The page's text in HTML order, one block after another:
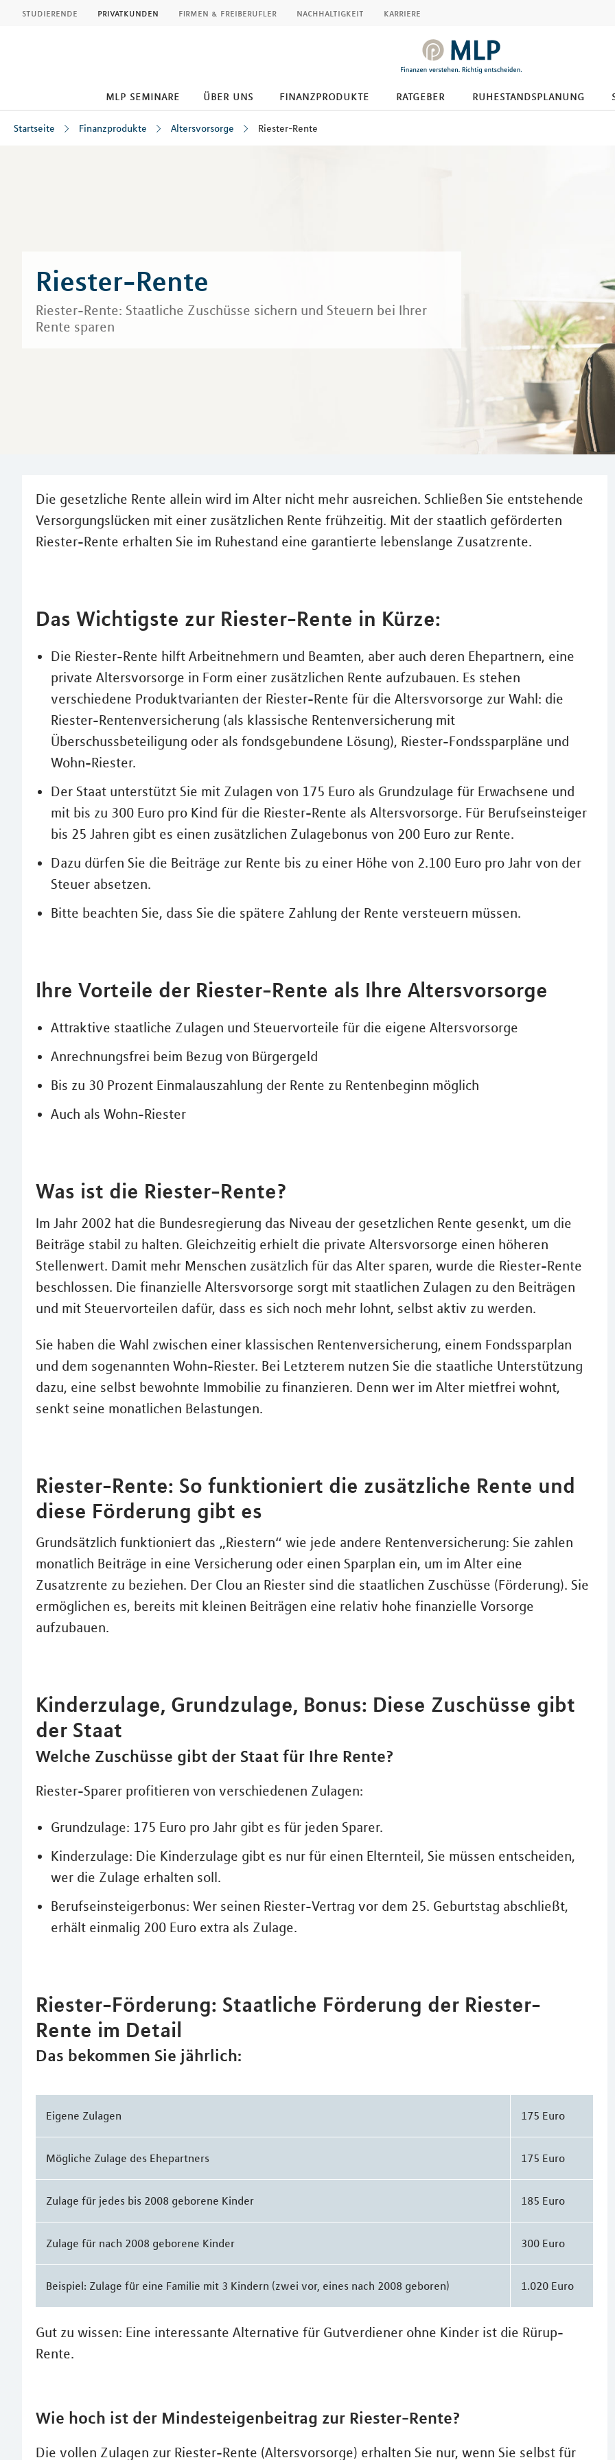
studierende privatkunden firmen & freiberufler nachhaltigkeit karriere
mlp seminare über uns finanzprodukte ratgeber ruhestandsplanung
Startseite Finanzprodukte Altersvorsorge Riester-Rente
Riester-Rente
Riester-Rente: Staatliche Zuschüsse sichern und Steuern bei Ihrer
Rente sparen
Die gesetzliche Rente allein wird im Alter nicht mehr ausreichen. Schließen Sie entstehende
Versorgungslücken mit einer zusätzlichen Rente frühzeitig. Mit der staatlich geförderten
Riester-Rente erhalten Sie im Ruhestand eine garantierte lebenslange Zusatzrente.
Das Wichtigste zur Riester-Rente in Kürze:
Die Riester-Rente hilft Arbeitnehmern und Beamten, aber auch deren Ehepartnern, eine
private Altersvorsorge in Form einer zusätzlichen Rente aufzubauen. Es stehen
verschiedene Produktvarianten der Riester-Rente für die Altersvorsorge zur Wahl: die
Riester-Rentenversicherung (als klassische Rentenversicherung mit
Überschussbeteiligung oder als fondsgebundene Lösung), Riester-Fondssparpläne und
Wohn-Riester.
Der Staat unterstützt Sie mit Zulagen von 175 Euro als Grundzulage für Erwachsene und
mit bis zu 300 Euro pro Kind für die Riester-Rente als Altersvorsorge. Für Berufseinsteiger
bis 25 Jahren gibt es einen zusätzlichen Zulagebonus von 200 Euro zur Rente.
Dazu dürfen Sie die Beiträge zur Rente bis zu einer Höhe von 2.100 Euro pro Jahr von der
Steuer absetzen.
Bitte beachten Sie, dass Sie die spätere Zahlung der Rente versteuern müssen.
Ihre Vorteile der Riester-Rente als Ihre Altersvorsorge
Attraktive staatliche Zulagen und Steuervorteile für die eigene Altersvorsorge
Anrechnungsfrei beim Bezug von Bürgergeld
Bis zu 30 Prozent Einmalauszahlung der Rente zu Rentenbeginn möglich
Auch als Wohn-Riester
Was ist die Riester-Rente?
Im Jahr 2002 hat die Bundesregierung das Niveau der gesetzlichen Rente gesenkt, um die
Beiträge stabil zu halten. Gleichzeitig erhielt die private Altersvorsorge einen höheren
Stellenwert. Damit mehr Menschen zusätzlich für das Alter sparen, wurde die Riester-Rente
beschlossen. Die finanzielle Altersvorsorge sorgt mit staatlichen Zulagen zu den Beiträgen
und mit Steuervorteilen dafür, dass es sich noch mehr lohnt, selbst aktiv zu werden.
Sie haben die Wahl zwischen einer klassischen Rentenversicherung, einem Fondssparplan
und dem sogenannten Wohn-Riester. Bei Letzterem nutzen Sie die staatliche Unterstützung
dazu, eine selbst bewohnte Immobilie zu finanzieren. Denn wer im Alter mietfrei wohnt,
senkt seine monatlichen Belastungen.
Riester-Rente: So funktioniert die zusätzliche Rente und
diese Förderung gibt es
Grundsätzlich funktioniert das „Riestern“ wie jede andere Rentenversicherung: Sie zahlen
monatlich Beiträge in eine Versicherung oder einen Sparplan ein, um im Alter eine
Zusatzrente zu beziehen. Der Clou an Riester sind die staatlichen Zuschüsse (Förderung). Sie
ermöglichen es, bereits mit kleinen Beiträgen eine relativ hohe finanzielle Vorsorge
aufzubauen.
Kinderzulage, Grundzulage, Bonus: Diese Zuschüsse gibt
der Staat
Welche Zuschüsse gibt der Staat für Ihre Rente?
Riester-Sparer profitieren von verschiedenen Zulagen:
Grundzulage: 175 Euro pro Jahr gibt es für jeden Sparer.
Kinderzulage: Die Kinderzulage gibt es nur für einen Elternteil, Sie müssen entscheiden,
wer die Zulage erhalten soll.
Berufseinsteigerbonus: Wer seinen Riester-Vertrag vor dem 25. Geburtstag abschließt,
erhält einmalig 200 Euro extra als Zulage.
Riester-Förderung: Staatliche Förderung der Riester-
Rente im Detail
Das bekommen Sie jährlich:
Eigene Zulagen 175 Euro
Mögliche Zulage des Ehepartners 175 Euro
Zulage für jedes bis 2008 geborene Kinder 185 Euro
Zulage für nach 2008 geborene Kinder 300 Euro
Beispiel: Zulage für eine Familie mit 3 Kindern (zwei vor, eines nach 2008 geboren) 1.020 Euro
Gut zu wissen: Eine interessante Alternative für Gutverdiener ohne Kinder ist die Rürup-
Rente.
Wie hoch ist der Mindesteigenbeitrag zur Riester-Rente?
Die vollen Zulagen zur Riester-Rente (Altersvorsorge) erhalten Sie nur, wenn Sie selbst für